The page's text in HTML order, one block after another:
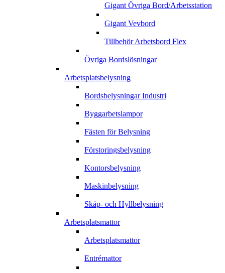
Gigant Övriga Bord/Arbetsstation
Gigant Vevbord
Tillbehör Arbetsbord Flex
Övriga Bordslösningar
Arbetsplatsbelysning
Bordsbelysningar Industri
Byggarbetslampor
Fästen för Belysning
Förstoringsbelysning
Kontorsbelysning
Maskinbelysning
Skåp- och Hyllbelysning
Arbetsplatsmattor
Arbetsplatsmattor
Entrémattor